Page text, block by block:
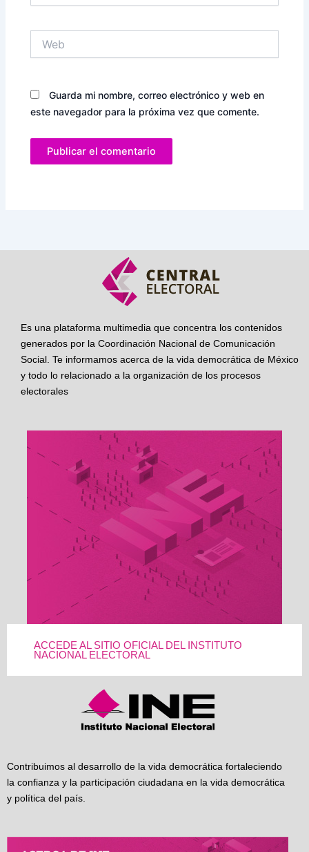
Guarda mi nombre, correo electrónico y web en
este navegador para la próxima vez que comente.
Es una plataforma multimedia que concentra los contenidos
generados por la Coordinación Nacional de Comunicación
Social. Te informamos acerca de la vida democrática de México
y todo lo relacionado a la organización de los procesos
electorales
ACCEDE AL SITIO OFICIAL DEL INSTITUTO
NACIONAL ELECTORAL
Contribuimos al desarrollo de la vida democrática fortaleciendo
la confianza y la participación ciudadana en la vida democrática
y política del país.